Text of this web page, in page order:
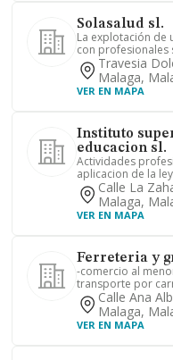
Solasalud sl.
La explotación de
con profesionales
Travesia
Malaga,
VER EN MAPA
Instituto
educacion sl.
Actividades
aplicacion de la
Calle La
Malaga,
VER EN MAPA
Ferreteria y
-comercio al
transporte por
Calle Ana
Malaga,
VER EN MAPA